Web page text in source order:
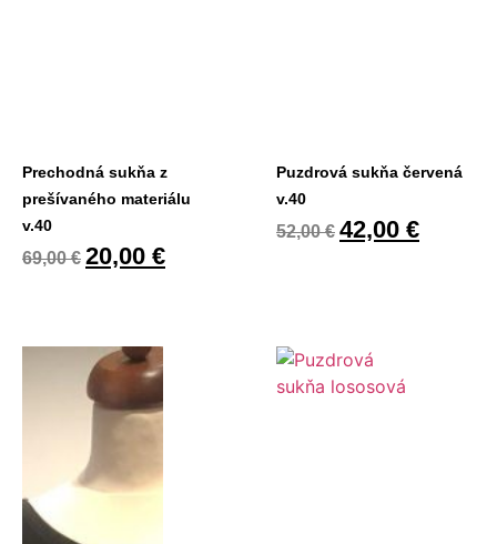
Prechodná sukňa z
prešívaného materiálu
v.40
69,00€ 20,00 €
Puzdrová sukňa červená
v.40
52,00€ 42,00 €